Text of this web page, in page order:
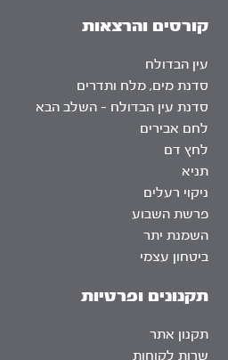
קורסים והרצאות
עין הבדולח
סדנת מים, מלח ותדרים
סדנת עין הבדולח – השלב הבא
לחם אבירים
לחץ דם
תניא
ניקוי רעלים
פרשת השבוע
השמנת יתר
ביטחון עצמי
תקנונים ופרטיות
תקנון אתר
שרות לקוחות